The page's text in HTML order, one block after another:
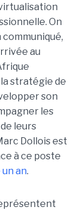
On
communiqué,
au
stratégie de
son
les
leurs
Dollois est
à ce poste
an.